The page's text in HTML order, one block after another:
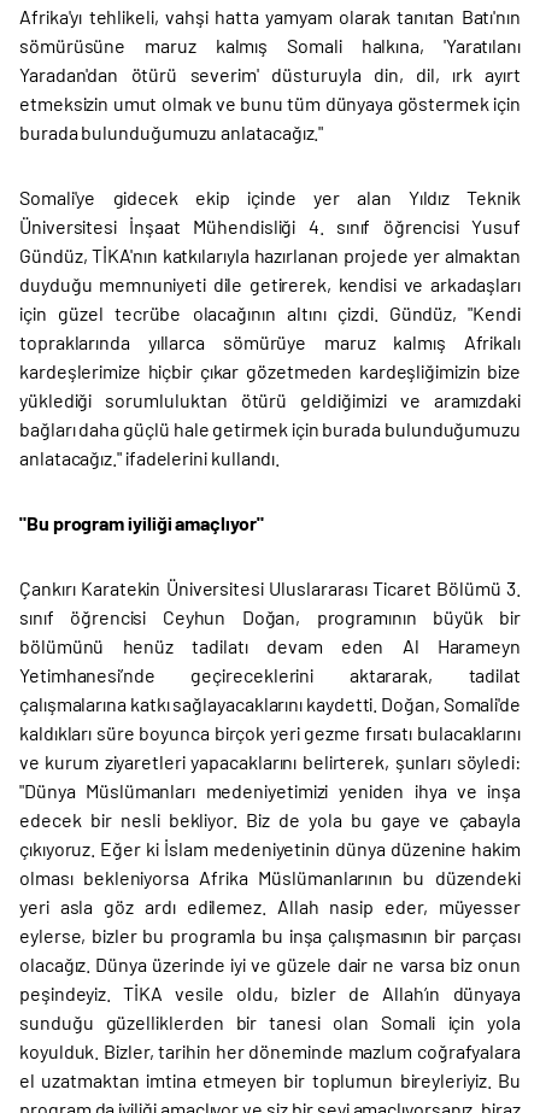
Afrika'yı tehlikeli, vahşi hatta yamyam olarak tanıtan Batı'nın
sömürüsüne maruz kalmış Somali halkına, 'Yaratılanı
Yaradan'dan ötürü severim' düsturuyla din, dil, ırk ayırt
etmeksizin umut olmak ve bunu tüm dünyaya göstermek için
burada bulunduğumuzu anlatacağız."
Somali'ye gidecek ekip içinde yer alan Yıldız Teknik
Üniversitesi İnşaat Mühendisliği 4. sınıf öğrencisi Yusuf
Gündüz, TİKA'nın katkılarıyla hazırlanan projede yer almaktan
duyduğu memnuniyeti dile getirerek, kendisi ve arkadaşları
için güzel tecrübe olacağının altını çizdi. Gündüz, "Kendi
topraklarında yıllarca sömürüye maruz kalmış Afrikalı
kardeşlerimize hiçbir çıkar gözetmeden kardeşliğimizin bize
yüklediği sorumluluktan ötürü geldiğimizi ve aramızdaki
bağları daha güçlü hale getirmek için burada bulunduğumuzu
anlatacağız." ifadelerini kullandı.
"Bu program iyiliği amaçlıyor"
Çankırı Karatekin Üniversitesi Uluslararası Ticaret Bölümü 3.
sınıf öğrencisi Ceyhun Doğan, programının büyük bir
bölümünü henüz tadilatı devam eden Al Harameyn
Yetimhanesi’nde geçireceklerini aktararak, tadilat
çalışmalarına katkı sağlayacaklarını kaydetti. Doğan, Somali'de
kaldıkları süre boyunca birçok yeri gezme fırsatı bulacaklarını
ve kurum ziyaretleri yapacaklarını belirterek, şunları söyledi:
"Dünya Müslümanları medeniyetimizi yeniden ihya ve inşa
edecek bir nesli bekliyor. Biz de yola bu gaye ve çabayla
çıkıyoruz. Eğer ki İslam medeniyetinin dünya düzenine hakim
olması bekleniyorsa Afrika Müslümanlarının bu düzendeki
yeri asla göz ardı edilemez. Allah nasip eder, müyesser
eylerse, bizler bu programla bu inşa çalışmasının bir parçası
olacağız. Dünya üzerinde iyi ve güzele dair ne varsa biz onun
peşindeyiz. TİKA vesile oldu, bizler de Allah’ın dünyaya
sunduğu güzelliklerden bir tanesi olan Somali için yola
koyulduk. Bizler, tarihin her döneminde mazlum coğrafyalara
el uzatmaktan imtina etmeyen bir toplumun bireyleriyiz. Bu